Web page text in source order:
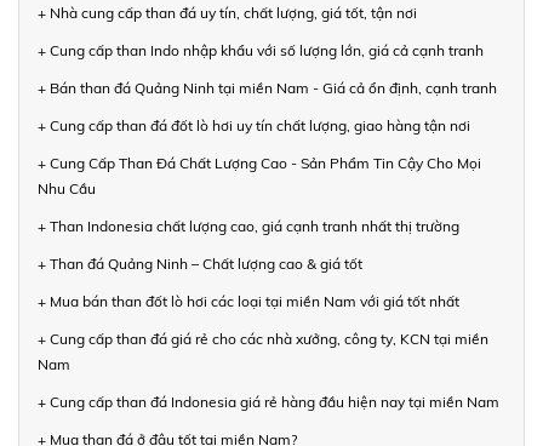
+ Nhà cung cấp than đá uy tín, chất lượng, giá tốt, tận nơi
+ Cung cấp than Indo nhập khẩu với số lượng lớn, giá cả cạnh tranh
+ Bán than đá Quảng Ninh tại miền Nam - Giá cả ổn định, cạnh tranh
+ Cung cấp than đá đốt lò hơi uy tín chất lượng, giao hàng tận nơi
+ Cung Cấp Than Đá Chất Lượng Cao - Sản Phẩm Tin Cậy Cho Mọi
Nhu Cầu
+ Than Indonesia chất lượng cao, giá cạnh tranh nhất thị trường
+ Than đá Quảng Ninh – Chất lượng cao & giá tốt
+ Mua bán than đốt lò hơi các loại tại miền Nam với giá tốt nhất
+ Cung cấp than đá giá rẻ cho các nhà xưởng, công ty, KCN tại miền
Nam
+ Cung cấp than đá Indonesia giá rẻ hàng đầu hiện nay tại miền Nam
+ Mua than đá ở đâu tốt tại miền Nam?